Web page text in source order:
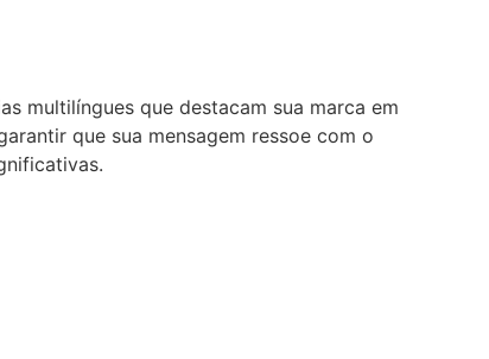
multilíngues que destacam sua marca em
que sua mensagem ressoe com o